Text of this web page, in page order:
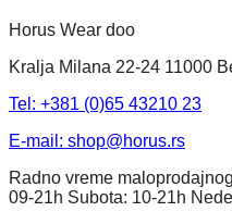
Horus Wear doo
Kralja Milana 22-24 11000
Tel: +381 (0)65 43210 23
E-mail: shop@horus.rs
Radno vreme
09-21h Subota: 10-21h